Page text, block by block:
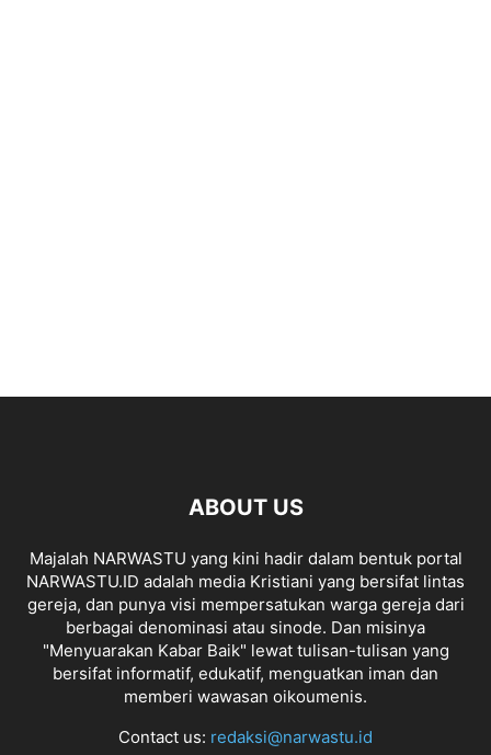
ABOUT US
Majalah NARWASTU yang kini hadir dalam bentuk portal
NARWASTU.ID adalah media Kristiani yang bersifat lintas
gereja, dan punya visi mempersatukan warga gereja dari
berbagai denominasi atau sinode. Dan misinya
"Menyuarakan Kabar Baik" lewat tulisan-tulisan yang
bersifat informatif, edukatif, menguatkan iman dan
memberi wawasan oikoumenis.
Contact us: redaksi@narwastu.id